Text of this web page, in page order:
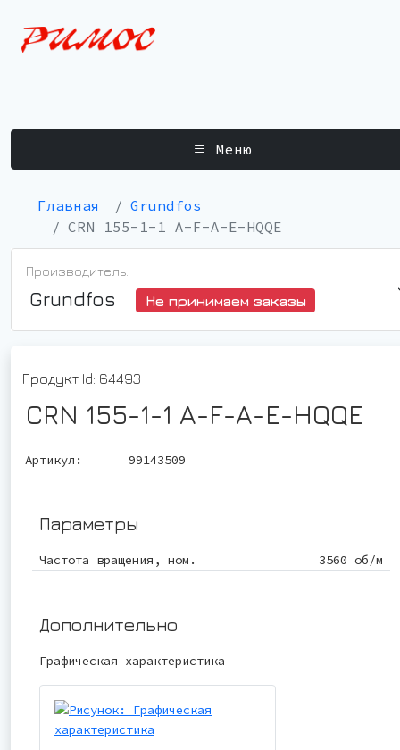
Меню
Главная
Grundfos
CRN 155-1-1 A-F-A-E-HQQE
Производитель:
Grundfos Не принимаем заказы
Продукт Id: 64493
CRN 155-1-1 A-F-A-E-HQQE
Артикул: 99143509
Параметры
Частота вращения, ном. 3560 об/м
Дополнительно
Графическая характеристика